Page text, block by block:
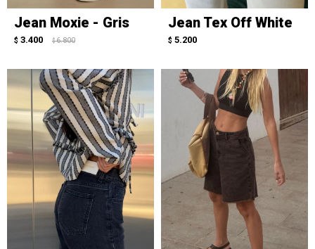
Jean Moxie - Gris
$ 3.400 $ 6.800
Jean Tex Off White
$ 5.200